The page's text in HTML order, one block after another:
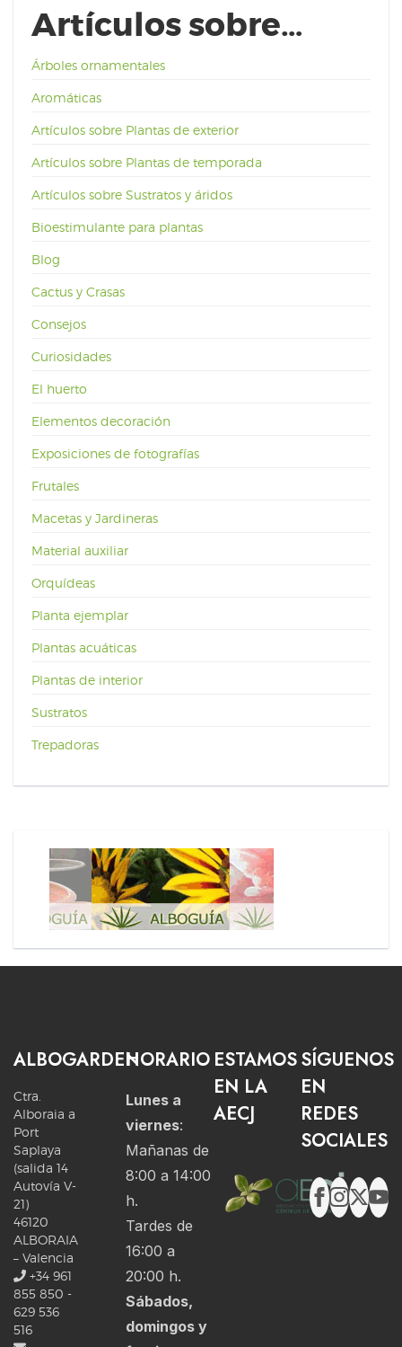
Artículos sobre…
Árboles ornamentales
Aromáticas
Artículos sobre Plantas de exterior
Artículos sobre Plantas de temporada
Artículos sobre Sustratos y áridos
Bioestimulante para plantas
Blog
Cactus y Crasas
Consejos
Curiosidades
El huerto
Elementos decoración
Exposiciones de fotografías
Frutales
Macetas y Jardineras
Material auxiliar
Orquídeas
Planta ejemplar
Plantas acuáticas
Plantas de interior
Sustratos
Trepadoras
ALBOGARDEN
Ctra.
Alboraia a
Port
Saplaya
(salida 14
Autovía V-
21)
46120
ALBORAIA
– Valencia
+34 961
855 850 -
629 536
516
HORARIO
Lunes a
viernes:
Mañanas de
8:00 a 14:00
h.
Tardes de
16:00 a
20:00 h.
Sábados,
domingos y
ESTAMOS
EN LA
AECJ
SÍGUENOS
EN
REDES
SOCIALES